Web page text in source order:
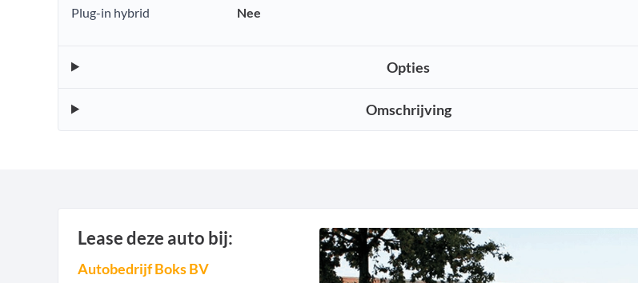
Plug-in hybrid
Nee
Opties
Omschrijving
Lease deze auto bij:
Autobedrijf Boks BV